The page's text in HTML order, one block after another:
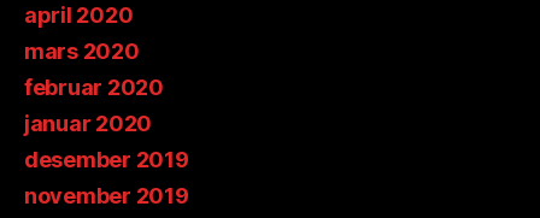
april 2020
mars 2020
februar 2020
januar 2020
desember 2019
november 2019